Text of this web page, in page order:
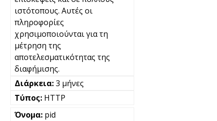
ιστότοπους. Αυτές οι
πληροφορίες
χρησιμοποιούνται για τη
μέτρηση της
αποτελεσματικότητας της
διαφήμισης.
3 μήνες
HTTP
pid